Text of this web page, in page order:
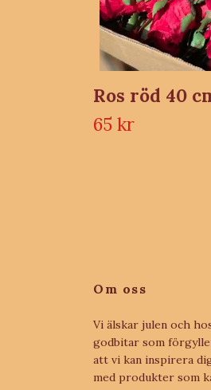
Ros röd 40
65 kr
Om oss
Vi älskar julen och
godbitar som
att vi kan inspirera
med produkter som